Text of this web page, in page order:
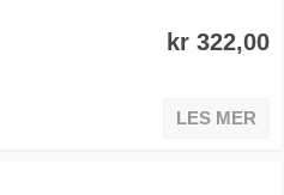
kr 322,00
LES MER